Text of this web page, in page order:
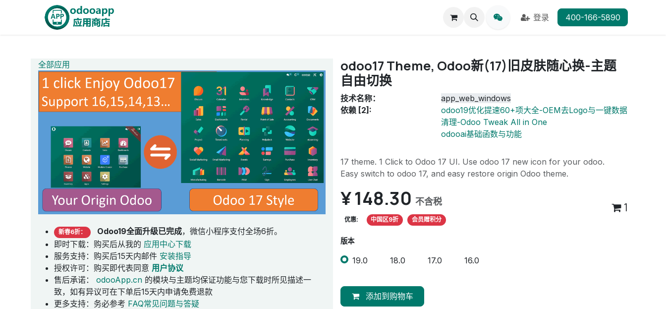
登录 400-166-5890
全部应用
新春6折： Odoo19全面升级已完成，微信小程序支付全场6折。
即时下载：购买后从我的 应用中心下载
服务支持：购买后15天内邮件 安装指导
授权许可：购买即代表同意 用户协议
售后承诺： odooApp.cn 的模块与主题均保证功能与您下载时所见描述一
致，如有异议可在下单后15天内申请免费退款
更多支持：务必参考 FAQ常见问题与答疑
odoo17 Theme, Odoo新(17)旧皮肤随心换-主题
自由切换
技术名称：
app_web_windows
依赖 [2]:
odoo19优化提速60+项大全-OEM去Logo与一键数据
清理-Odoo Tweak All in One
odooai基础函数与功能
17 theme. 1 Click to Odoo 17 UI. Use odoo 17 new icon for your odoo.
Easy switch to odoo 17, and easy restore origin Odoo theme.
¥148.30 不含税
优惠: 中国区9折 会员赠积分
1
版本
19.0 18.0 17.0 16.0
添加到购物车